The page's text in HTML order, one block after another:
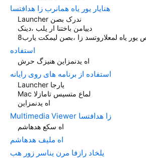
هنایار یور یاه همانرب زا هدافتسا
Launcher ندرک بصن
دییامن باختنا ار یلب ،دینک
یاه لمعلاروتسد زا ،بصن لیمکت یارب8
استفاده
اه یدنمزاين هنيزگ حرش
استفاده از برنامه های روی رایانه
Launcher یارجا
Mac لماع متسیس تامازلا
اه یدنمزاين
Multimedia Viewer زا هدافتسا
اه سکع هدهاشم
اه ملیف هدهاشم
یلخاد رازفا مرن یناسر زور هب